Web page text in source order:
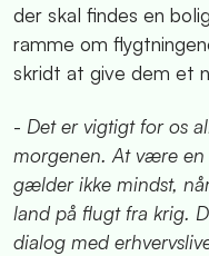
der skal findes en
ramme om
skridt at give dem et
- Det er vigtigt for os
morgenen. At være
gælder ikke mindst,
land på flugt fra krig.
dialog med